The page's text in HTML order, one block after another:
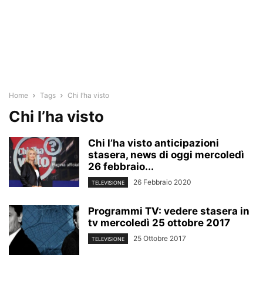
Home Tags Chi l’ha visto
Chi l’ha visto
Chi l’ha visto anticipazioni
stasera, news di oggi mercoledì
26 febbraio...
TELEVISIONE 26 Febbraio 2020
Programmi TV: vedere stasera in
tv mercoledì 25 ottobre 2017
TELEVISIONE 25 Ottobre 2017